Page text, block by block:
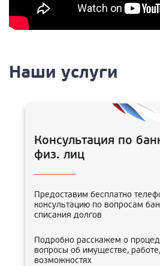
Наши услуги
Консультация по
физ. лиц
Предоставим бесплатно
консультацию по вопросам
списания долгов
Подробно расскажем о
вопросы об имуществе,
возможностях